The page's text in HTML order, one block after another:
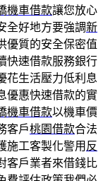
機車借款讓您放心
全好地方要強調新
優質的安全保密值
快速借款服務銀行
花生活壓力低利息
優惠快速借款的實
機車借款以機車價
客戶桃園借款合法
施工客製化警用 反
客戶業者來借錢比